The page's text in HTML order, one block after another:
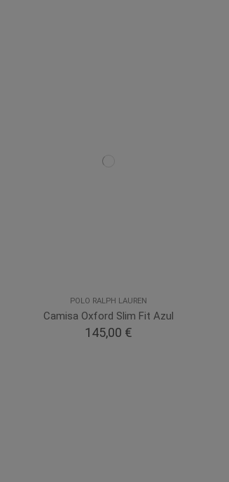
POLO RALPH LAUREN
Camisa Oxford Slim Fit Azul
145,00 €